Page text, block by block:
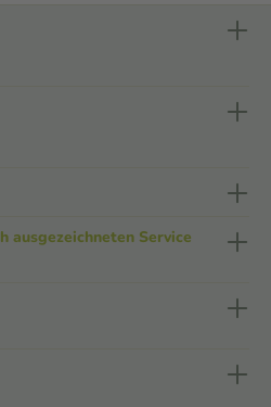
ausgezeichneten Service